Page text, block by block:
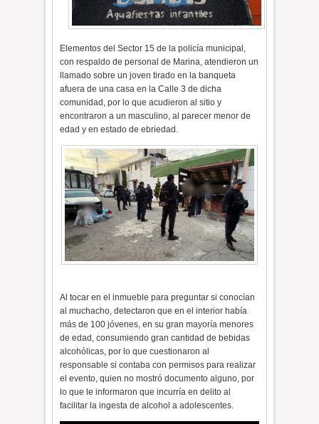
Elementos del Sector 15 de la policía municipal,
con respaldo de personal de Marina, atendieron un
llamado sobre un joven tirado en la banqueta
afuera de una casa en la Calle 3 de dicha
comunidad, por lo que acudieron al sitio y
encontraron a un masculino, al parecer menor de
edad y en estado de ebriedad.
Al tocar en el inmueble para preguntar si conocían
al muchacho, detectaron que en el interior había
más de 100 jóvenes, en su gran mayoría menores
de edad, consumiendo gran cantidad de bebidas
alcohólicas, por lo que cuestionaron al
responsable si contaba con permisos para realizar
el evento, quien no mostró documento alguno, por
lo que le informaron que incurría en delito al
facilitar la ingesta de alcohol a adolescentes.